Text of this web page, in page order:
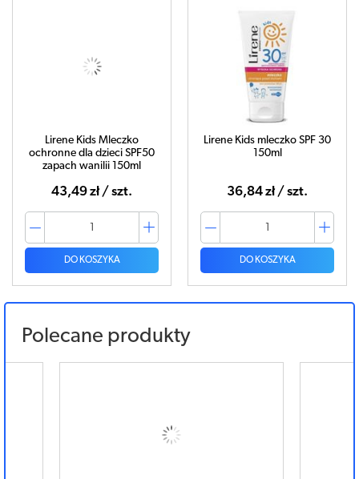
Lirene Kids Mleczko
ochronne dla dzieci SPF50
zapach wanilii 150ml
43,49 zł / szt.
DO KOSZYKA
Lirene Kids mleczko SPF 30
150ml
36,84 zł / szt.
DO KOSZYKA
Polecane produkty